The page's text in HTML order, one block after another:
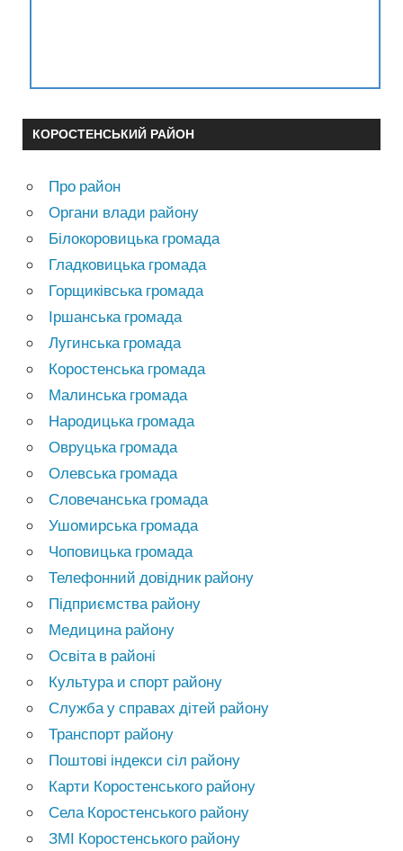
КОРОСТЕНСЬКИЙ РАЙОН
Про район
Органи влади району
Білокоровицька громада
Гладковицька громада
Горщиківська громада
Іршанська громада
Лугинська громада
Коростенська громада
Малинська громада
Народицька громада
Овруцька громада
Олевська громада
Словечанська громада
Ушомирська громада
Чоповицька громада
Телефонний довідник району
Підприємства району
Медицина району
Освіта в районі
Культура и спорт району
Служба у справах дітей району
Транспорт району
Поштові індекси сіл району
Карти Коростенського району
Села Коростенського району
ЗМІ Коростенського району